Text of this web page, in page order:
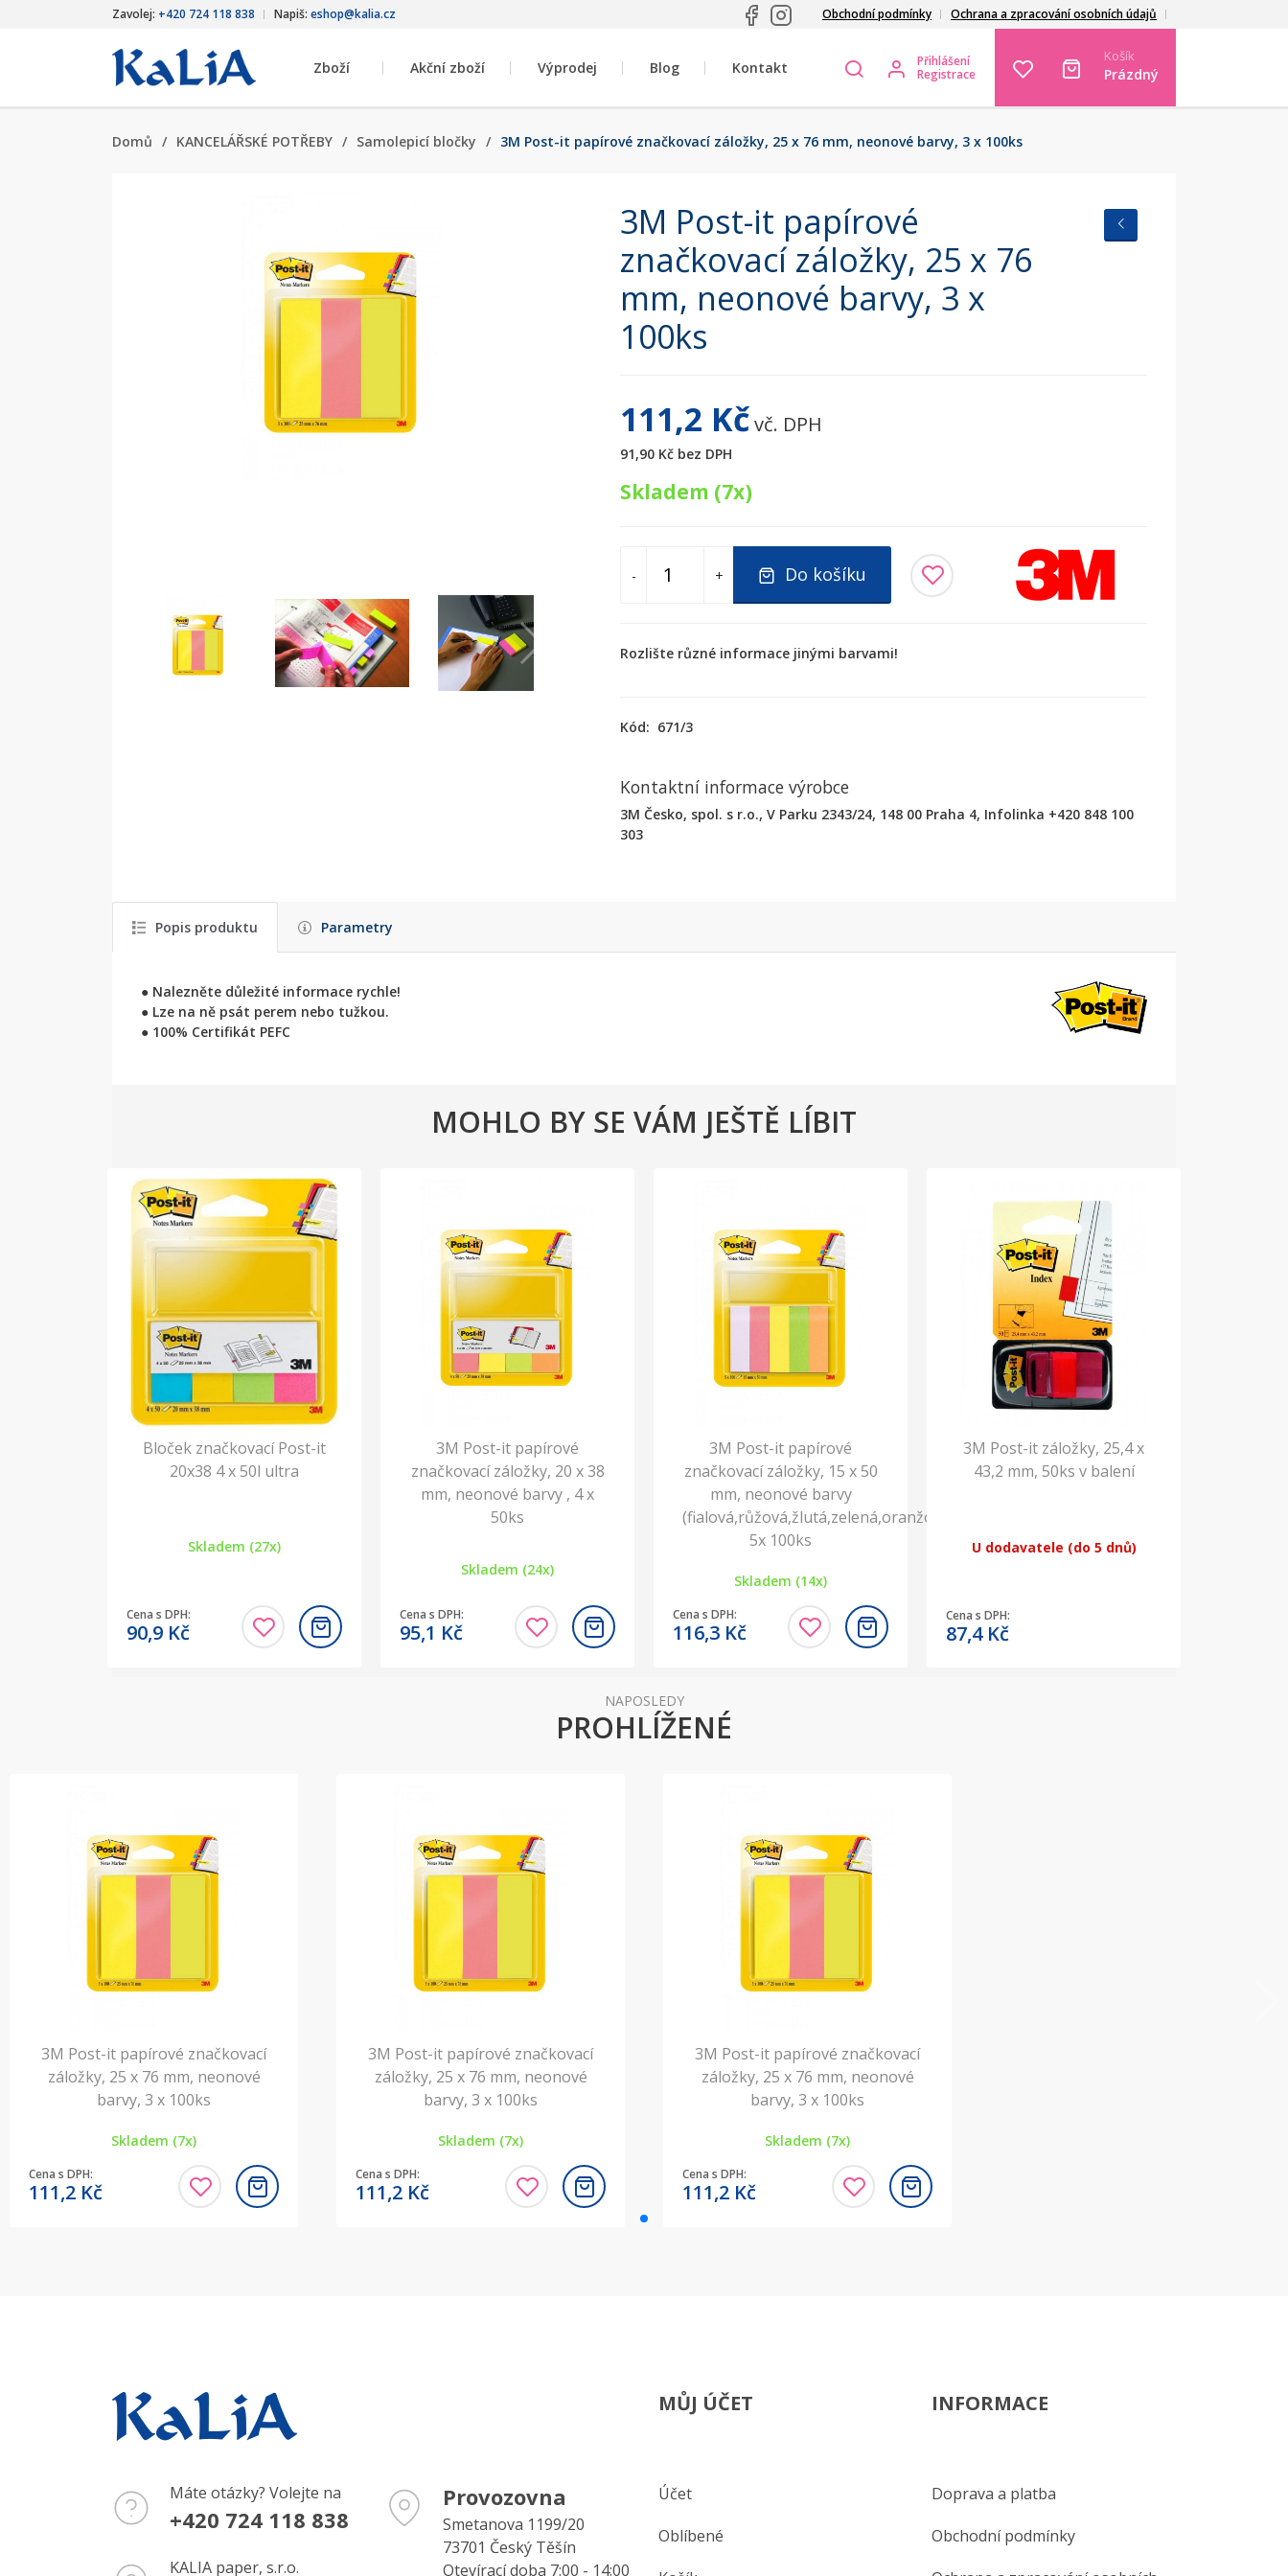
Zavolej: +420 724 118 838 Napiš: eshop@kalia.cz Obchodní podmínky Ochrana a zpracování osobních údajů
Zboží Akční zboží Výprodej Blog Kontakt
Přihlášení
Registrace
Košík
Prázdný
Domů / KANCELÁŘSKÉ POTŘEBY / Samolepicí bločky / 3M Post-it papírové značkovací záložky, 25 x 76 mm, neonové barvy, 3 x 100ks
3M Post-it papírové
značkovací záložky, 25 x 76
mm, neonové barvy, 3 x
100ks
111,2 Kčvč. DPH
91,90 Kč bez DPH
Skladem (7x)
- + Do košíku
Rozlište různé informace jinými barvami!
Kód: 671/3
Kontaktní informace výrobce
3M Česko, spol. s r.o., V Parku 2343/24, 148 00 Praha 4, Infolinka +420 848 100
303
Popis produktu Parametry
● Nalezněte důležité informace rychle!
● Lze na ně psát perem nebo tužkou.
● 100% Certifikát PEFC
MOHLO BY SE VÁM JEŠTĚ LÍBIT
Bloček značkovací Post-it
20x38 4 x 50l ultra
Skladem (27x)
Cena s DPH:
90,9 Kč
3M Post-it papírové
značkovací záložky, 20 x 38
mm, neonové barvy , 4 x
50ks
Skladem (24x)
Cena s DPH:
95,1 Kč
3M Post-it papírové
značkovací záložky, 15 x 50
mm, neonové barvy
(fialová,růžová,žlutá,zelená,oranžová),
5x 100ks
Skladem (14x)
Cena s DPH:
116,3 Kč
3M Post-it záložky, 25,4 x
43,2 mm, 50ks v balení
U dodavatele (do 5 dnů)
Cena s DPH:
87,4 Kč
NAPOSLEDY
PROHLÍŽENÉ
3M Post-it papírové značkovací
záložky, 25 x 76 mm, neonové
barvy, 3 x 100ks
Skladem (7x)
Cena s DPH:
111,2 Kč
3M Post-it papírové značkovací
záložky, 25 x 76 mm, neonové
barvy, 3 x 100ks
Skladem (7x)
Cena s DPH:
111,2 Kč
3M Post-it papírové značkovací
záložky, 25 x 76 mm, neonové
barvy, 3 x 100ks
Skladem (7x)
Cena s DPH:
111,2 Kč
Máte otázky? Volejte na
+420 724 118 838
KALIA paper, s.r.o.
Provozovna
Smetanova 1199/20
73701 Český Těšín
Otevírací doba 7:00 - 14:00
MŮJ ÚČET
Účet
Oblíbené
INFORMACE
Doprava a platba
Obchodní podmínky